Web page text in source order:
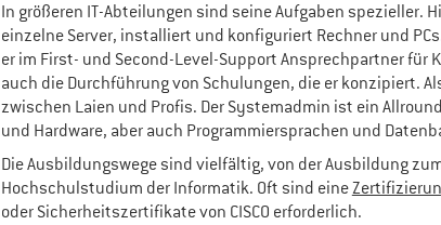
In größeren IT-Abteilungen sind seine Aufgaben spezieller.
einzelne Server, installiert und konfiguriert Rechner und
er im First- und Second-Level-Support Ansprechpartner für
auch die Durchführung von Schulungen, die er konzipiert.
zwischen Laien und Profis. Der Systemadmin ist ein
und Hardware, aber auch Programmiersprachen und
Die Ausbildungswege sind vielfältig, von der Ausbildung
Hochschulstudium der Informatik. Oft sind eine
oder Sicherheitszertifikate von CISCO erforderlich.